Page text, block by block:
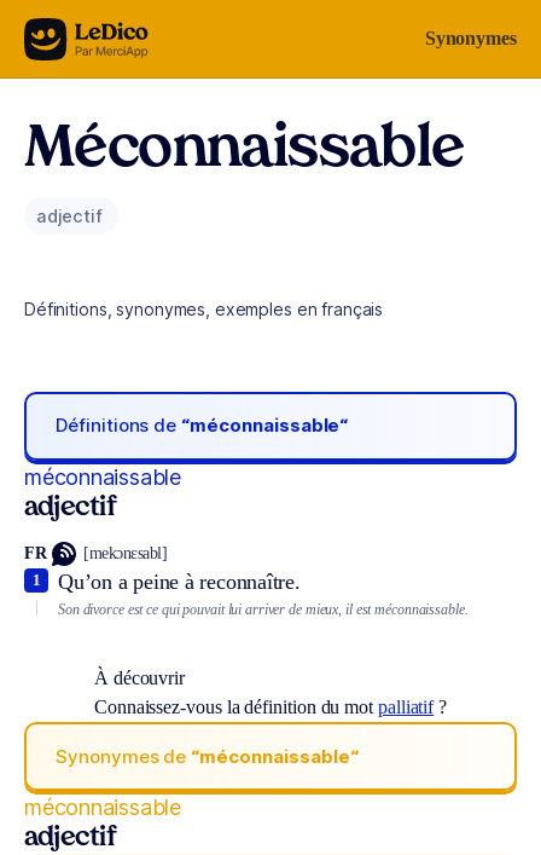
Aller au contenu Synonymes
Méconnaissable
adjectif
Définitions, synonymes, exemples en français
Définitions de “méconnaissable“
méconnaissable
adjectif
FR [mekɔnɛsabl]
Qu’on a peine à reconnaître.
1
Son divorce est ce qui pouvait lui arriver de mieux, il est méconnaissable.
À découvrir
Connaissez-vous la définition du mot palliatif?
Synonymes de “méconnaissable“
méconnaissable
adjectif